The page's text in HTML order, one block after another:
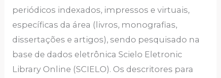
periódicos indexados, impressos e virtuais,
específicas da área (livros, monografias,
dissertações e artigos), sendo pesquisado na
base de dados eletrônica Scielo Eletronic
Library Online (SCIELO). Os descritores para